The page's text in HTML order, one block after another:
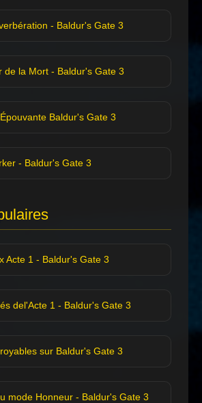
- Baldur's Gate 3
de la Mort - Baldur's Gate 3
Baldur's Gate 3
- Baldur's Gate 3
Acte 1 - Baldur's Gate 3
del'Acte 1 - Baldur's Gate 3
sur Baldur's Gate 3
mode Honneur - Baldur's Gate 3